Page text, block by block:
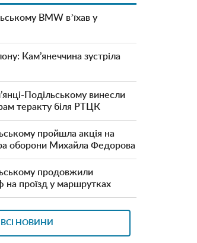
BMW вʼїхав у
Кам’янеччина зустріла
Подільському винесли
теракту біля РТЦК
пройшла акція на
оборони Михайла Федорова
продовжили
на проїзд у маршрутках
ВСІ НОВИНИ